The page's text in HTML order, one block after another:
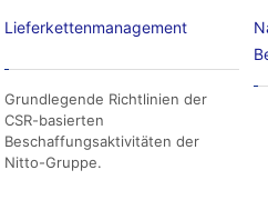
Lieferkettenmanagement
Grundlegende Richtlinien der
CSR-basierten
Beschaffungsaktivitäten der
Nitto-Gruppe.